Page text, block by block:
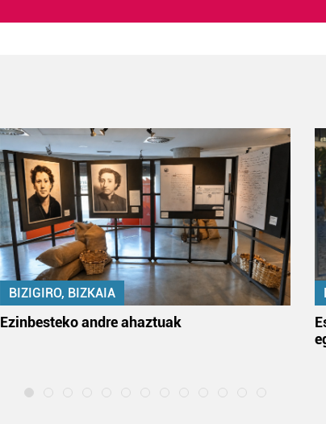
BIZIGIRO, BIZKAIA
Ezinbesteko andre ahaztuak